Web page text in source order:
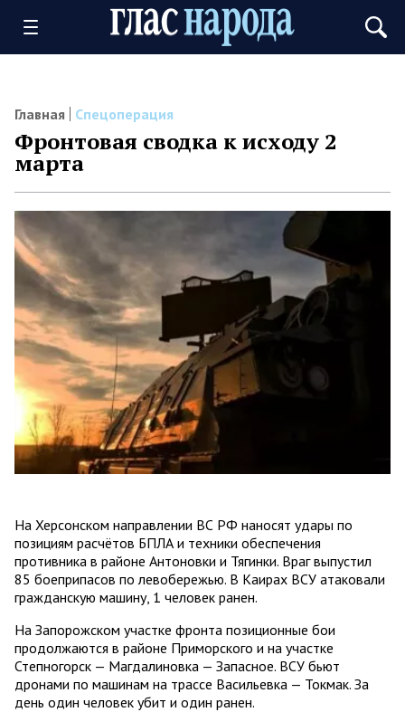
Главная Спецоперация
Фронтовая сводка к исходу 2
марта
На Херсонском направлении ВС РФ наносят удары по
позициям расчётов БПЛА и техники обеспечения
противника в районе Антоновки и Тягинки. Враг выпустил
85 боеприпасов по левобережью. В Каирах ВСУ атаковали
гражданскую машину, 1 человек ранен.
На Запорожском участке фронта позиционные бои
продолжаются в районе Приморского и на участке
Степногорск — Магдалиновка — Запасное. ВСУ бьют
дронами по машинам на трассе Васильевка — Токмак. За
день один человек убит и один ранен.